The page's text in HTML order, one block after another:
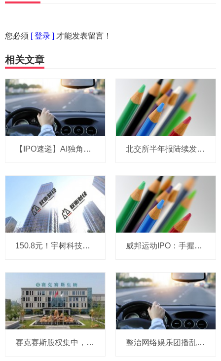
您必须 [ 登录 ] 才能发表留言！
相关文章
【IPO速递】AI独角兽演语科技拟冲刺港股：成立三年，ARR剑指7亿美元 北交所半年报陆续发布 高景气赛道企业业绩亮眼
150.8元！宇树科技，IPO发行价定了 威邦运动IPO：手握8亿现金仍募资补流，实控人家族持股超99%
赛克赛斯股权集中，前番冲刺曾受警示，经销为主营收波动 整治网络娱乐团播乱象 中央网信办处置1840余个违规账号